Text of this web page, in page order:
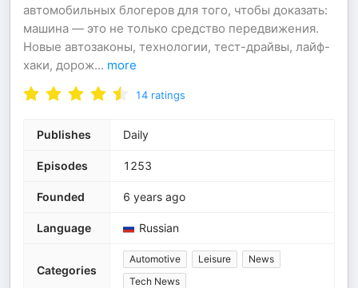
автомобильных блогеров для того, чтобы доказать:
машина — это не только средство передвижения.
Новые автозаконы, технологии, тест-драйвы, лайф-
хаки, дорож... more
14 ratings
Publishes Daily
Episodes 1253
Founded 6 years ago
Language Russian
Categories
Automotive Leisure
News
Tech News